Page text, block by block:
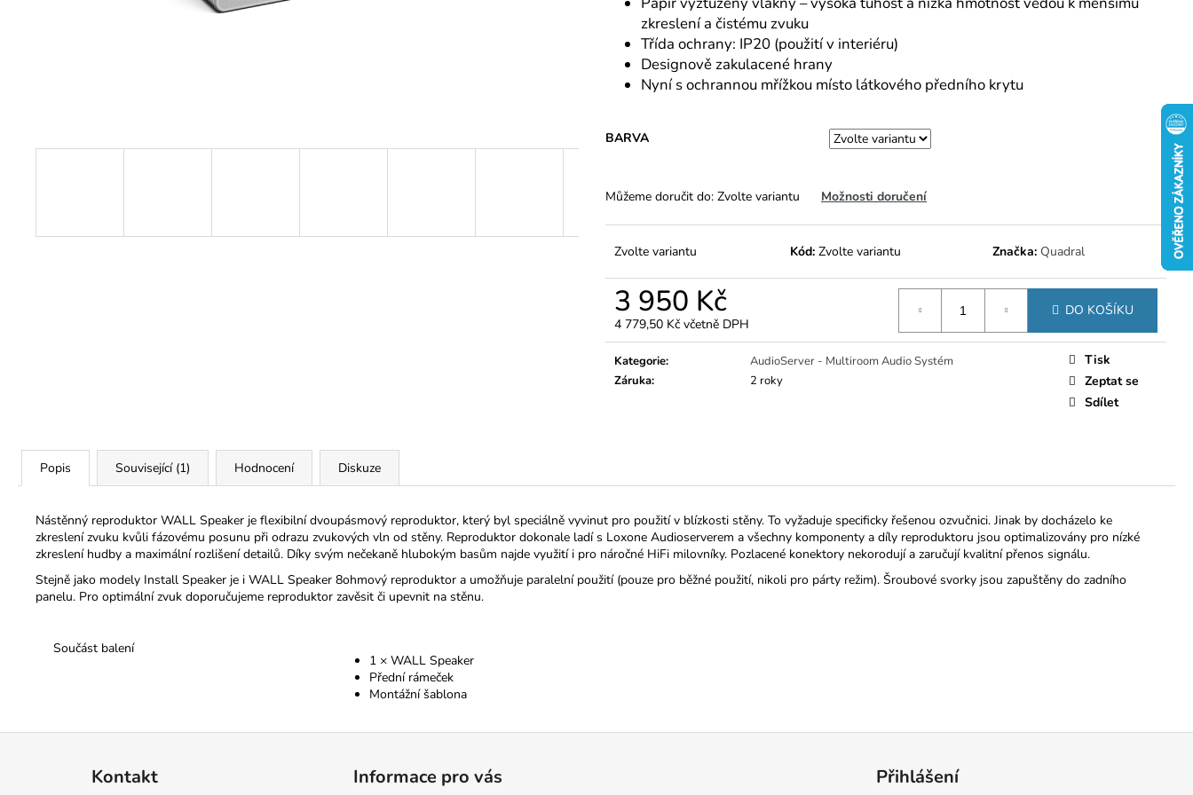
zkreslení a čistému zvuku
Třída ochrany: IP20 (použití v interiéru)
Designově zakulacené hrany
Nyní s ochrannou mřížkou místo látkového předního krytu
BARVA
Můžeme doručit do: Zvolte variantu Možnosti doručení
Zvolte variantu Kód: Zvolte variantu Značka: Quadral
3 950 Kč
4 779,50 Kč včetně DPH
Měrná
cena:
DO KOŠÍKU
Kategorie:
AudioServer - Multiroom Audio Systém
Záruka: 2 roky
Tisk
Zeptat se
Sdílet
Popis Související (1) Hodnocení Diskuze
Nástěnný reproduktor WALL Speaker je flexibilní dvoupásmový reproduktor, který byl speciálně vyvinut pro použití v blízkosti stěny. To vyžaduje specificky řešenou ozvučnici. Jinak by docházelo ke
zkreslení zvuku kvůli fázovému posunu při odrazu zvukových vln od stěny. Reproduktor dokonale ladí s Loxone Audioserverem a všechny komponenty a díly reproduktoru jsou optimalizovány pro nízké
zkreslení hudby a maximální rozlišení detailů. Díky svým nečekaně hlubokým basům najde využití i pro náročné HiFi milovníky. Pozlacené konektory nekorodují a zaručují kvalitní přenos signálu.
Stejně jako modely Install Speaker je i WALL Speaker 8ohmový reproduktor a umožňuje paralelní použití (pouze pro běžné použití, nikoli pro párty režim). Šroubové svorky jsou zapuštěny do zadního
panelu. Pro optimální zvuk doporučujeme reproduktor zavěsit či upevnit na stěnu.
Součást balení
1 × WALL Speaker
Přední rámeček
Montážní šablona
Kontakt Informace pro vás Přihlášení